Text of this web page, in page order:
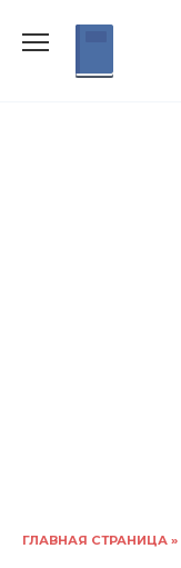
ГЛАВНАЯ СТРАНИЦА »